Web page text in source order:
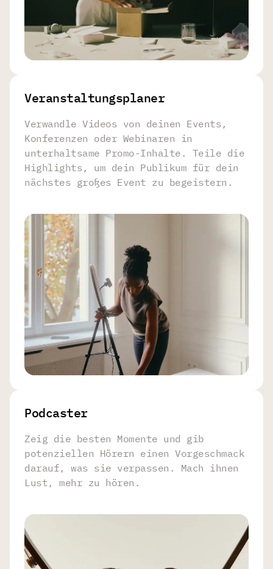
Veranstaltungsplaner
Verwandle Videos von deinen Events,
Konferenzen oder Webinaren in
unterhaltsame Promo-Inhalte. Teile die
Highlights, um dein Publikum für dein
nächstes großes Event zu begeistern.
Podcaster
Zeig die besten Momente und gib
potenziellen Hörern einen Vorgeschmack
darauf, was sie verpassen. Mach ihnen
Lust, mehr zu hören.